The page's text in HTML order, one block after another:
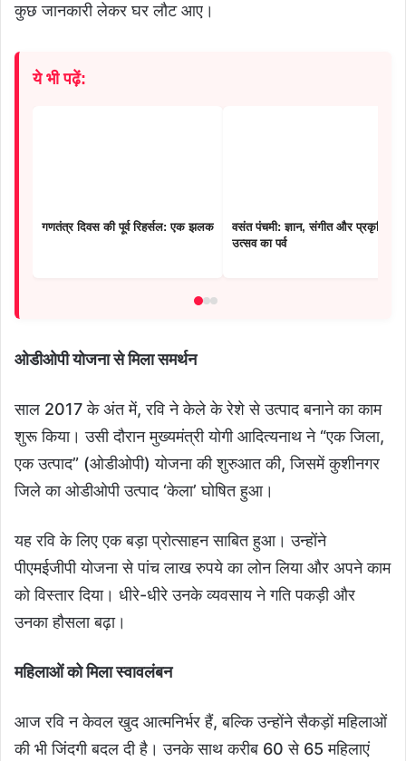
कुछ जानकारी लेकर घर लौट आए।
ये भी पढ़ें:
गणतंत्र दिवस की पूर्व रिहर्सल: एक झलक
वसंत पंचमी: ज्ञान, संगीत और प्रकृति के
उत्सव का पर्व
ओडीओपी योजना से मिला समर्थन
साल 2017 के अंत में, रवि ने केले के रेशे से उत्पाद बनाने का काम
शुरू किया। उसी दौरान मुख्यमंत्री योगी आदित्यनाथ ने “एक जिला,
एक उत्पाद” (ओडीओपी) योजना की शुरुआत की, जिसमें कुशीनगर
जिले का ओडीओपी उत्पाद ‘केला’ घोषित हुआ।
यह रवि के लिए एक बड़ा प्रोत्साहन साबित हुआ। उन्होंने
पीएमईजीपी योजना से पांच लाख रुपये का लोन लिया और अपने काम
को विस्तार दिया। धीरे-धीरे उनके व्यवसाय ने गति पकड़ी और
उनका हौसला बढ़ा।
महिलाओं को मिला स्वावलंबन
आज रवि न केवल खुद आत्मनिर्भर हैं, बल्कि उन्होंने सैकड़ों महिलाओं
की भी जिंदगी बदल दी है। उनके साथ करीब 60 से 65 महिलाएं